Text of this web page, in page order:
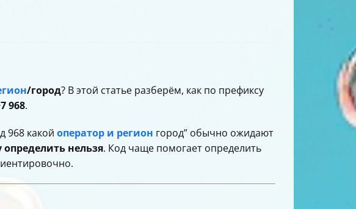
/город? В этой статье разберём, как по префиксу
968.
968 какой оператор и регион город” обычно ожидают
нельзя. Код чаще помогает определить